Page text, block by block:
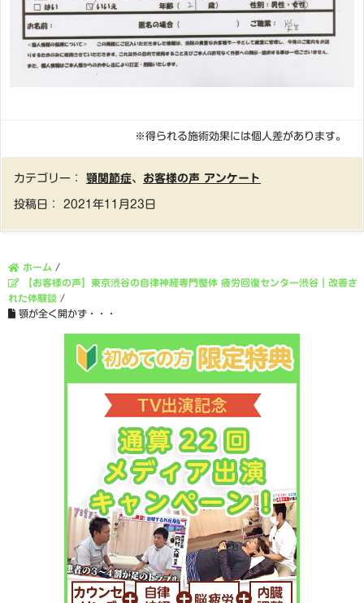
※得られる施術効果には個人差があります。
カテゴリー： 顎関節症、 お客様の声 アンケート
投稿日： 2021年11月23日
ホーム /
【お客様の声】東京渋谷の自律神経専門整体 疲労回復センター渋谷｜改善さ
れた体験談 /
顎が全く開かず・・・